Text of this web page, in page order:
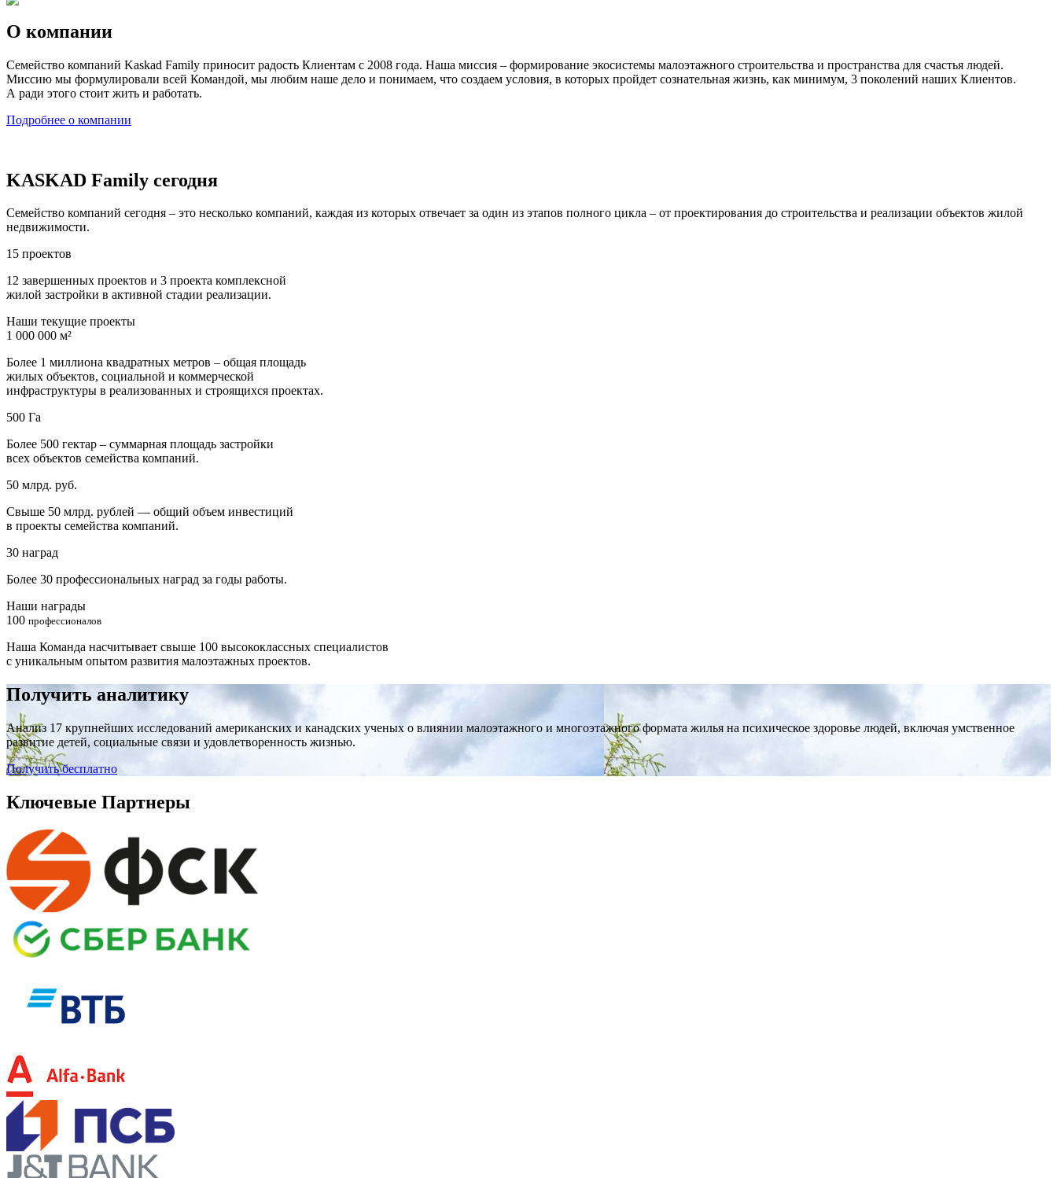
О компании
Семейство компаний Kaskad Family приносит радость Клиентам с 2008 года. Наша миссия – формирование экосистемы малоэтажного строительства и пространства для счастья людей.
Миссию мы формулировали всей Командой, мы любим наше дело и понимаем, что создаем условия, в которых пройдет сознательная жизнь, как минимум, 3 поколений наших Клиентов.
А ради этого стоит жить и работать.
Подробнее о компании
KASKAD Family сегодня
Семейство компаний сегодня – это несколько компаний, каждая из которых отвечает за один из этапов полного цикла – от проектирования до строительства и реализации объектов жилой
недвижимости.
15 проектов
12 завершенных проектов и 3 проекта комплексной
жилой застройки в активной стадии реализации.
Наши текущие проекты
1 000 000 м²
Более 1 миллиона квадратных метров – общая площадь
жилых объектов, социальной и коммерческой
инфраструктуры в реализованных и строящихся проектах.
500 Га
Более 500 гектар – суммарная площадь застройки
всех объектов семейства компаний.
50 млрд. руб.
Свыше 50 млрд. рублей — общий объем инвестиций
в проекты семейства компаний.
30 наград
Более 30 профессиональных наград за годы работы.
Наши награды
100 профессионалов
Наша Команда насчитывает свыше 100 высококлассных специалистов
с уникальным опытом развития малоэтажных проектов.
Получить аналитику
Анализ 17 крупнейших исследований американских и канадских ученых о влиянии малоэтажного и многоэтажного формата жилья на психическое здоровье людей, включая умственное
развитие детей, социальные связи и удовлетворенность жизнью.
Получить бесплатно
Ключевые Партнеры